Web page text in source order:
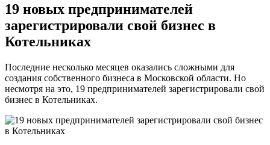
19 новых предпринимателей
зарегистрировали свой бизнес в
Котельниках
Последние несколько месяцев оказались сложными для
создания собственного бизнеса в Московской области. Но
несмотря на это, 19 предпринимателей зарегистрировали свой
бизнес в Котельниках.